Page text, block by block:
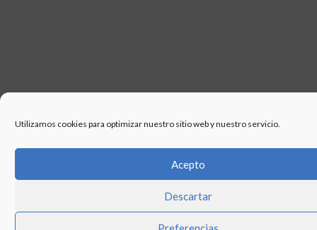
Utilizamos cookies para optimizar nuestro sitio web y nuestro servicio.
Acepto
Descartar